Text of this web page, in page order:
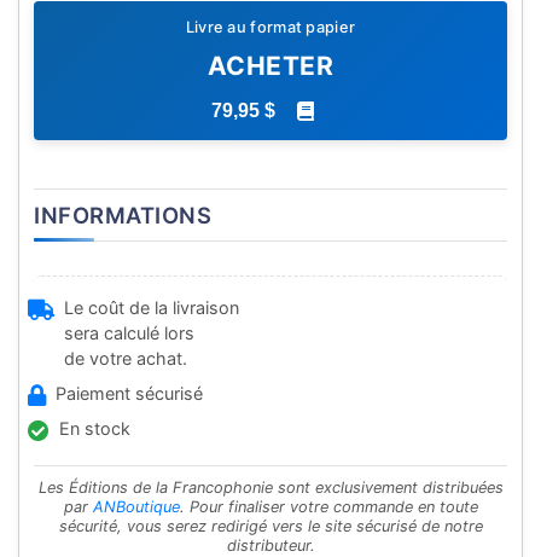
Livre au format papier
ACHETER
79,95 $
INFORMATIONS
Le coût de la livraison
sera calculé lors
de votre achat.
Paiement sécurisé
En stock
Les Éditions de la Francophonie sont exclusivement distribuées
par ANBoutique. Pour finaliser votre commande en toute
sécurité, vous serez redirigé vers le site sécurisé de notre
distributeur.